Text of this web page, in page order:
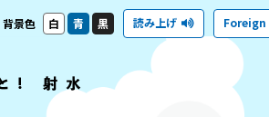
背景色 白 青 黒 読み上げ